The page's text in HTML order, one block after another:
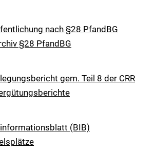
nach §28 PfandBG
§28 PfandBG
gem. Teil 8 der CRR
(BIB)